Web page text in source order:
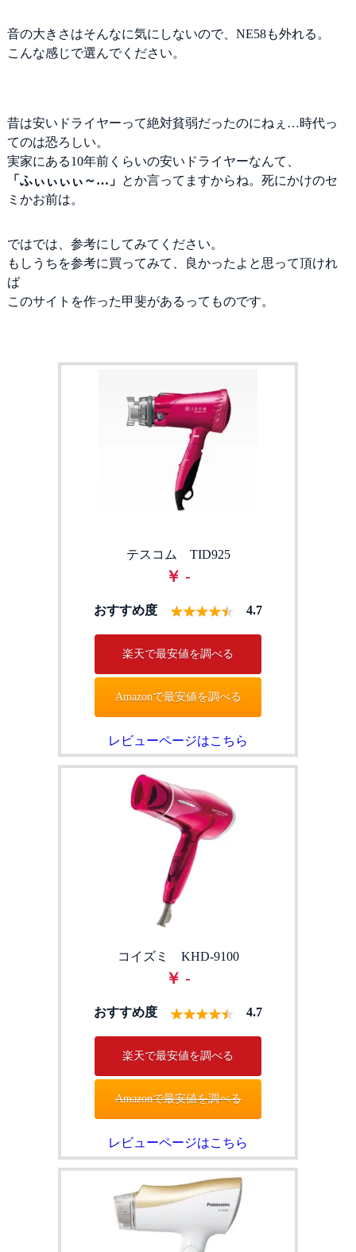
音の大きさはそんなに気にしないので、NE58も外れる。
こんな感じで選んでください。
昔は安いドライヤーって絶対貧弱だったのにねぇ…時代っ
てのは恐ろしい。
実家にある10年前くらいの安いドライヤーなんて、
「ふぃぃぃぃ～…」 とか言ってますからね。死にかけのセ
ミかお前は。
ではでは、参考にしてみてください。
もしうちを参考に買ってみて、良かったよと思って頂けれ
ば
このサイトを作った甲斐があるってものです。
テスコム TID925
￥ -
おすすめ度 4.7
楽天で最安値を調べる
Amazonで最安値を調べる
レビューページはこちら
コイズミ KHD-9100
￥ -
おすすめ度 4.7
楽天で最安値を調べる
Amazonで最安値を調べる
レビューページはこちら